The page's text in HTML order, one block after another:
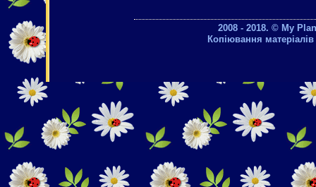
2008 - 2018. © My
Копіювання